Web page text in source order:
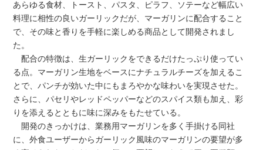
あらゆる食材、トースト、パスタ、ピラフ、ソテーなど幅広い
料理に相性の良いガーリックだが、マーガリンに配合すること
で、その味と香りを手軽に楽しめる商品として開発されまし
た。
配合の特徴は、生ガーリックをできるだけたっぷり使ってい
る点。マーガリン生地をベースにナチュラルチーズを加えるこ
とで、パンチが効いた中にもまろやかな味わいを実現させた。
さらに、パセリやレッドペッパーなどのスパイス類も加え、彩
りを添えるとともに味に深みをもたせている。
開発のきっかけは、業務用マーガリンを多く手掛ける同社
に、外食ユーザーからガーリック風味のマーガリンの要望が多